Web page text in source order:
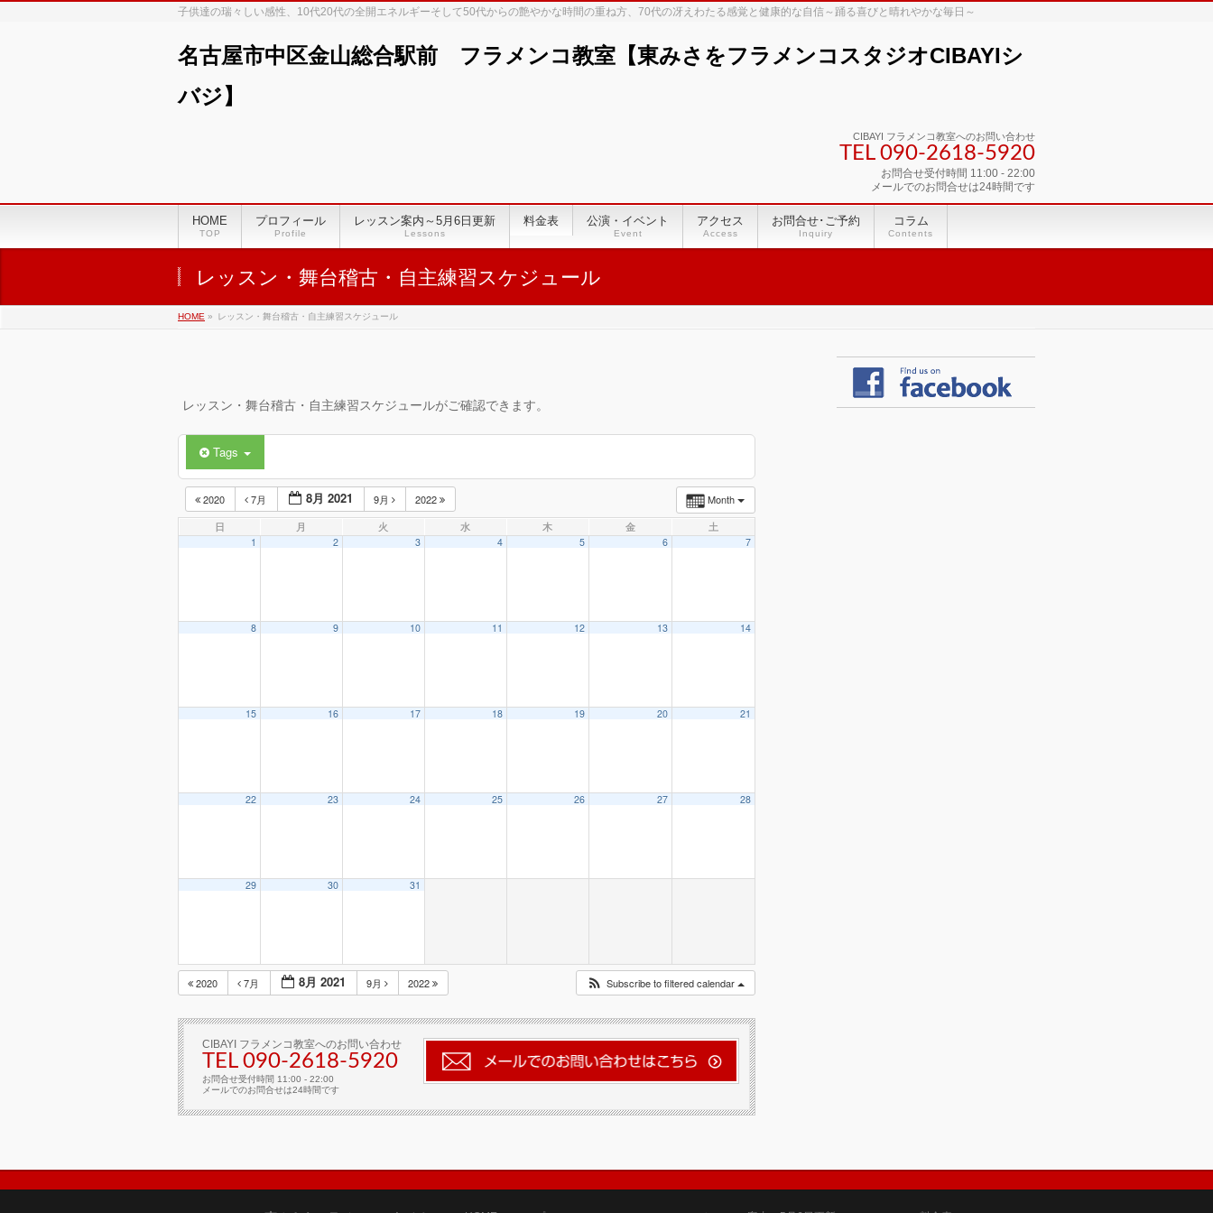
子供達の瑞々しい感性、10代20代の全開エネルギーそして50代からの艶やかな時間の重ね方、70代の冴えわたる感覚と健康的な自信～踊る喜びと晴れやかな毎日～
名古屋市中区金山総合駅前 フラメンコ教室【東みさをフラメンコスタジオCIBAYIシ
バジ】
CIBAYI フラメンコ教室へのお問い合わせ
TEL 090-2618‐5920
お問合せ受付時間 11:00 - 22:00
メールでのお問合せは24時間です
HOME
TOP
プロフィール
Profile
レッスン案内～5月6日更新
Lessons
料金表 公演・イベント
Event
アクセス
Access
お問合せ･ご予約
Inquiry
コラム
Contents
レッスン・舞台稽古・自主練習スケジュール
HOME » レッスン・舞台稽古・自主練習スケジュール
レッスン・舞台稽古・自主練習スケジュールがご確認できます。
Tags
Month
2020 7月 8月 2021 9月
2022
日
月 火 水 木 金 土
1 2 3 4 5 6 7
8 9 10 11 12 13 14
15 16 17 18 19 20 21
22 23 24 25 26 27 28
29 30 31
2020 7月 8月 2021 9月 2022 Subscribe to filtered calendar
CIBAYI フラメンコ教室へのお問い合わせ
TEL 090-2618‐5920
お問合せ受付時間 11:00 - 22:00
メールでのお問合せは24時間です